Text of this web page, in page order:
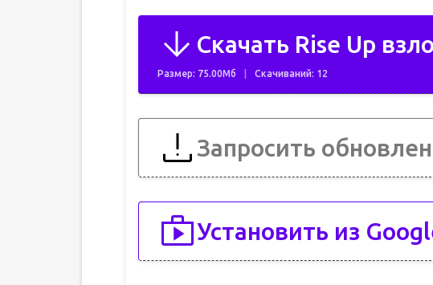
Скачать Rise Up
Размер: 75.00Мб Скачиваний: 12
Запросить
Установить из